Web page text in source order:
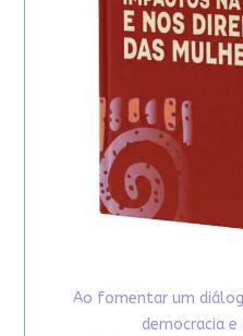
Ao fomentar um
democracia e